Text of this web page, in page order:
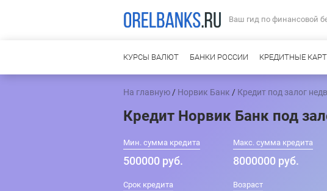
Ваш гид по финансовой
КУРСЫ ВАЛЮТ БАНКИ РОССИИ КРЕДИТНЫЕ
На главную / Норвик Банк / Кредит под залог
Кредит Норвик Банк под
Мин. сумма кредита
500000 руб.
Макс. сумма кредита
8000000 руб.
Срок кредита Возраст